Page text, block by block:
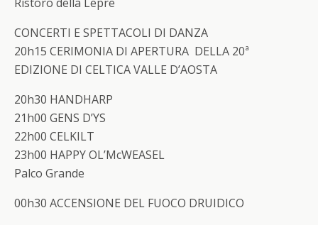
CONCERTI E SPETTACOLI DI DANZA
20h15 CERIMONIA DI APERTURA DELLA 20ª
EDIZIONE DI CELTICA VALLE D’AOSTA
20h30 HANDHARP
21h00 GENS D’YS
22h00 CELKILT
23h00 HAPPY OL’McWEASEL
Palco Grande
00h30 ACCENSIONE DEL FUOCO DRUIDICO